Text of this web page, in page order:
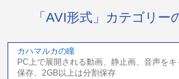
「AVI形式」カテゴリー
カハマルカの瞳
PC上で展開される動画、静止画、音声を
保存、2GB以上は分割保存